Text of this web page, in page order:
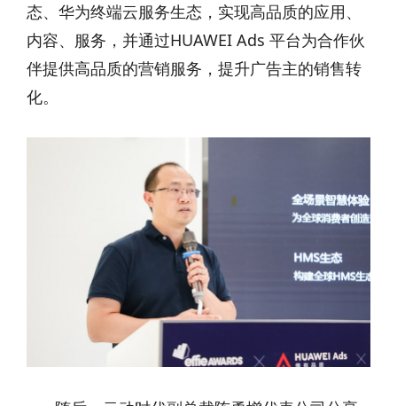
态、华为终端云服务生态，实现高品质的应用、
内容、服务，并通过HUAWEI Ads 平台为合作伙
伴提供高品质的营销服务，提升广告主的销售转
化。